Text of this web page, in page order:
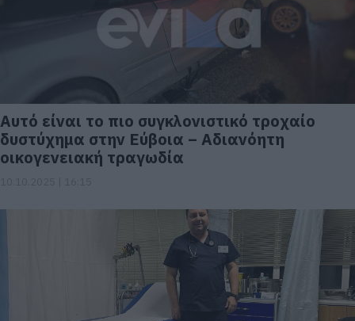
Αυτό είναι το πιο συγκλονιστικό τροχαίο
δυστύχημα στην Εύβοια – Αδιανόητη
οικογενειακή τραγωδία